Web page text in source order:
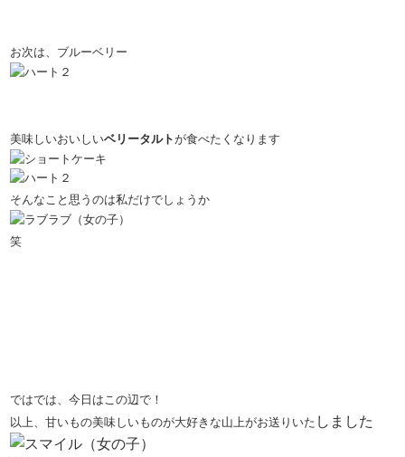
お次は、ブルーベリー
美味しいおいしいベリータルトが食べたくなります
そんなこと思うのは私だけでしょうか
笑
ではでは、今日はこの辺で！
以上、甘いもの美味しいものが大好きな山上がお送りいた しました